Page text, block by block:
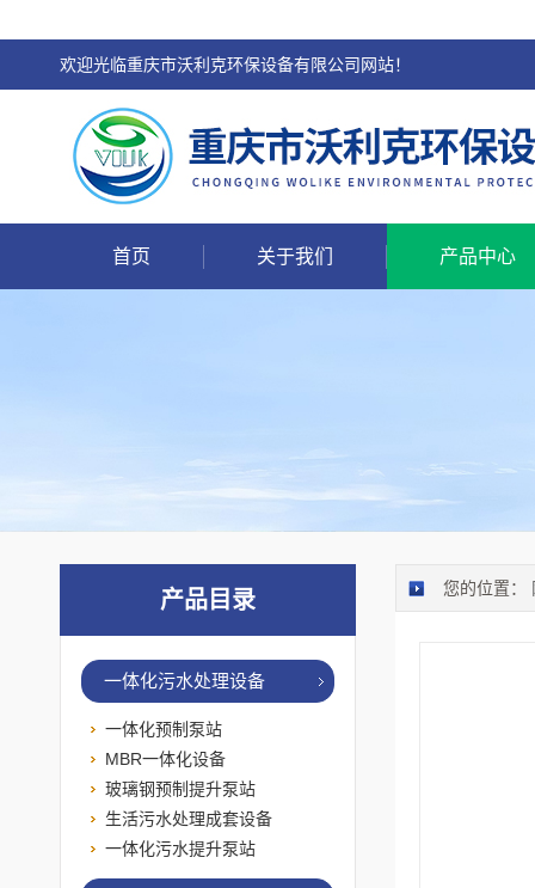
欢迎光临重庆市沃利克环保设备有限公司网站！
首页 关于我们 产品中心
您的位置：
产品目录
一体化污水处理设备
一体化预制泵站
MBR一体化设备
玻璃钢预制提升泵站
生活污水处理成套设备
一体化污水提升泵站